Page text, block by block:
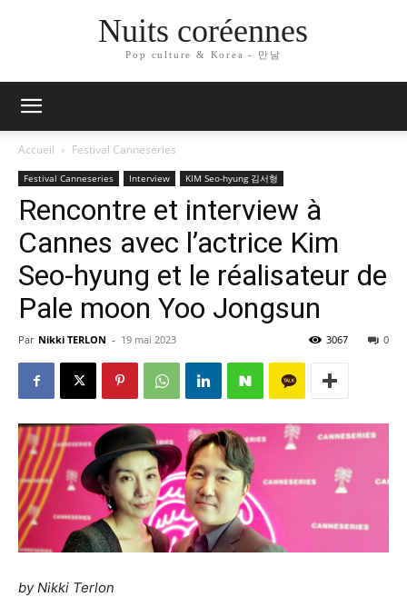
Nuits coréennes
Pop culture & Korea - 만남
Accueil Festival Canneseries
Festival Canneseries Interview KIM Seo-hyung 김서형
Rencontre et interview à
Cannes avec l’actrice Kim
Seo-hyung et le réalisateur de
Pale moon Yoo Jongsun
Par Nikki TERLON - 19 mai 2023 0
3067
by Nikki Terlon